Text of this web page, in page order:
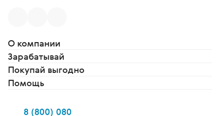
О компании
Зарабатывай
Покупай выгодно
Помощь
8 (800) 080